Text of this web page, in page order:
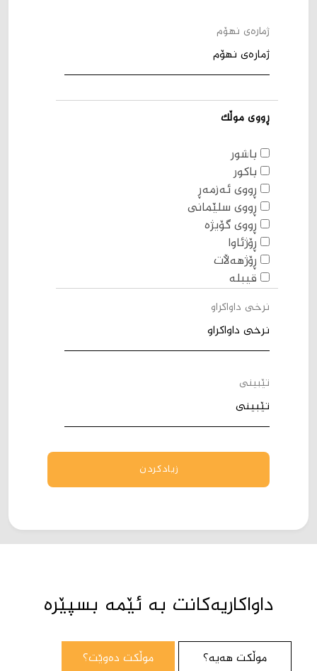
ژمارەی نهۆم
ڕووی موڵک
باشور
باکور
ڕووی ئەزمەڕ
ڕووی سلێمانی
ڕووی گۆیژە
ڕۆژئاوا
ڕۆژهەڵات
قیبلە
نرخی داواکراو
تێبینی
زیادکردن
داواکاریەکانت بە ئێمە بسپێرە
موڵکت هەیە؟ موڵکت دەوێت؟